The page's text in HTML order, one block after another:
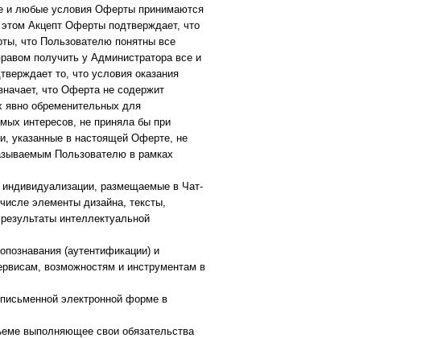
и любые условия Оферты принимаются
этом Акцепт Оферты подтверждает, что
что Пользователю понятны все
получить у Администратора все и
то, что условия оказания
что Оферта не содержит
явно обременительных для
интересов, не приняла бы при
указанные в настоящей Оферте, не
Пользователю в рамках
индивидуализации, размещаемые в Чат-
элементы дизайна, тексты,
интеллектуальной
(аутентификации) и
возможностям и инструментам в
электронной форме в
выполняющее свои обязательства